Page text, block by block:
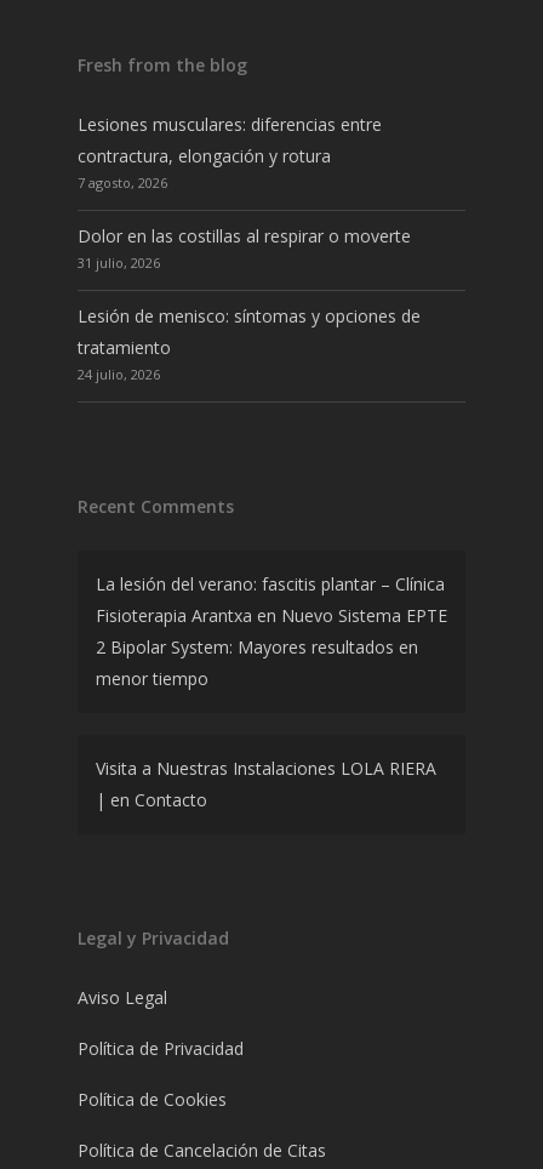
Fresh from the blog
Lesiones musculares: diferencias entre
contractura, elongación y rotura
7 agosto, 2026
Dolor en las costillas al respirar o moverte
31 julio, 2026
Lesión de menisco: síntomas y opciones de
tratamiento
24 julio, 2026
Recent Comments
La lesión del verano: fascitis plantar – Clínica
Fisioterapia Arantxa en Nuevo Sistema EPTE
2 Bipolar System: Mayores resultados en
menor tiempo
Visita a Nuestras Instalaciones LOLA RIERA
| en Contacto
Legal y Privacidad
Aviso Legal
Política de Privacidad
Política de Cookies
Política de Cancelación de Citas